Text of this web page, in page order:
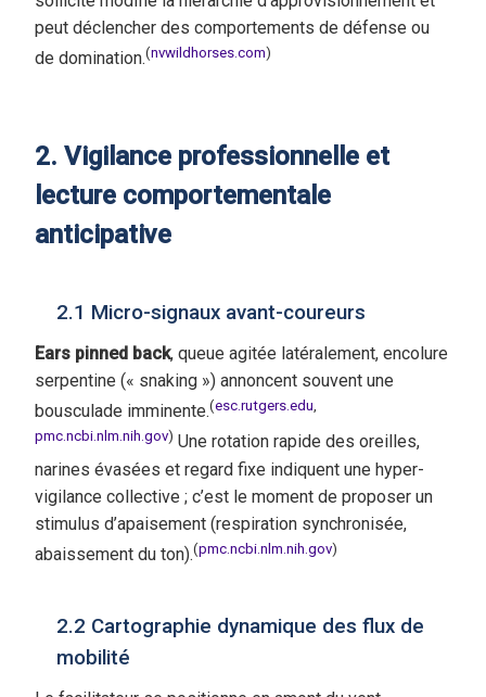
peut déclencher des comportements de défense ou
de domination.(nvwildhorses.com)
2. Vigilance professionnelle et
lecture comportementale
anticipative
2.1 Micro-signaux avant-coureurs
Ears pinned back, queue agitée latéralement, encolure
serpentine (« snaking ») annoncent souvent une
bousculade imminente.(esc.rutgers.edu
pmc.ncbi.nlm.nih.gov) Une rotation rapide des oreilles,
narines évasées et regard fixe indiquent une hyper-
vigilance collective ; c’est le moment de proposer un
stimulus d’apaisement (respiration synchronisée,
abaissement du ton).(pmc.ncbi.nlm.nih.gov)
2.2 Cartographie dynamique des flux de
mobilité